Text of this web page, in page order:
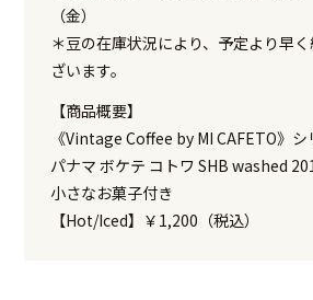
（金）
＊豆の在庫状況により、予定より早
ざいます。
【商品概要】
《Vintage Coffee by MI CAFETO》
パナマ ボケテ コトワ SHB washed
小さなお菓子付き
【Hot/Iced】￥1,200（税込）